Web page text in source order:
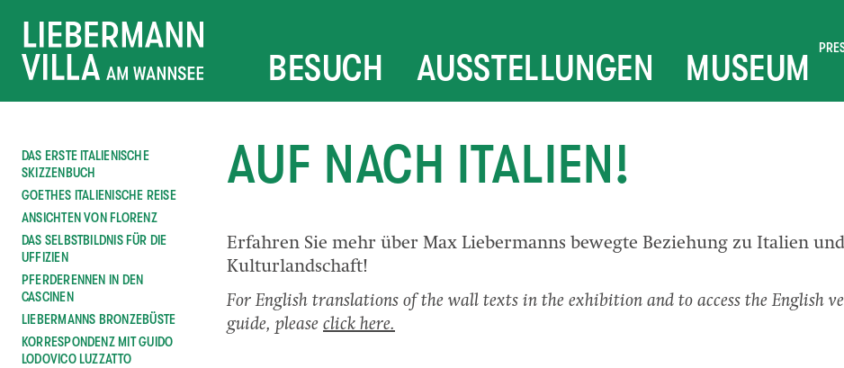
BESUCH AUSSTELLUNGEN MUSEUM
DAS ERSTE ITALIENISCHE
SKIZZENBUCH
GOETHES ITALIENISCHE REISE
ANSICHTEN VON FLORENZ
DAS SELBSTBILDNIS FÜR DIE
UFFIZIEN
PFERDERENNEN IN DEN
CASCINEN
LIEBERMANNS BRONZEBÜSTE
KORRESPONDENZ MIT GUIDO
LODOVICO LUZZATTO
AUF NACH ITALIEN!
Erfahren Sie mehr über Max Liebermanns bewegte Beziehung zu Italien und
Kulturlandschaft!
For English translations of the wall texts in the exhibition and to access the English
guide, please click here.